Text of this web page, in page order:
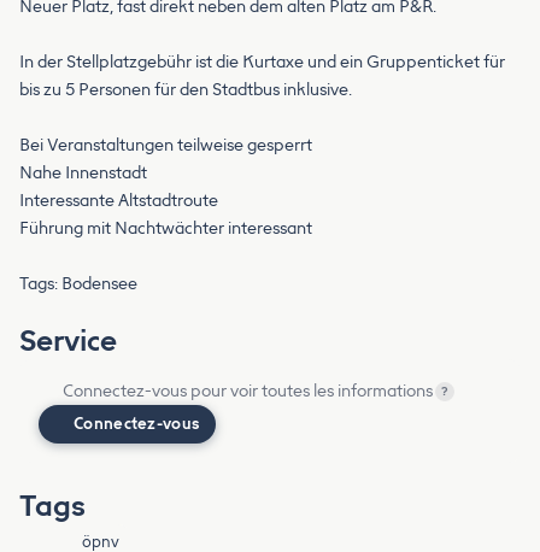
Neuer Platz, fast direkt neben dem alten Platz am P&R.
In der Stellplatzgebühr ist die Kurtaxe und ein Gruppenticket für
bis zu 5 Personen für den Stadtbus inklusive.
Bei Veranstaltungen teilweise gesperrt
Nahe Innenstadt
Interessante Altstadtroute
Führung mit Nachtwächter interessant
Tags: Bodensee
Service
Connectez-vous pour voir toutes les informations ?
Connectez-vous
Tags
öpnv